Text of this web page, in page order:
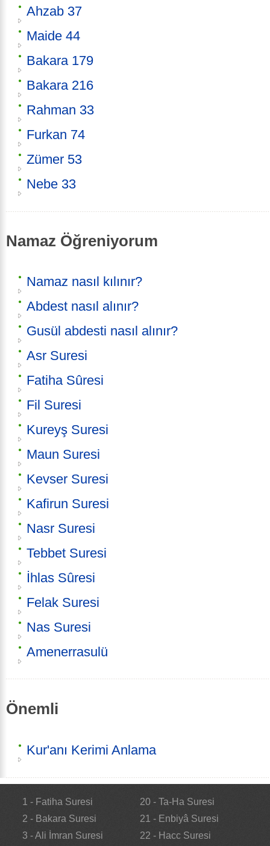
Ahzab 37
Maide 44
Bakara 179
Bakara 216
Rahman 33
Furkan 74
Zümer 53
Nebe 33
Namaz Öğreniyorum
Namaz nasıl kılınır?
Abdest nasıl alınır?
Gusül abdesti nasıl alınır?
Asr Suresi
Fatiha Sûresi
Fil Suresi
Kureyş Suresi
Maun Suresi
Kevser Suresi
Kafirun Suresi
Nasr Suresi
Tebbet Suresi
İhlas Sûresi
Felak Suresi
Nas Suresi
Amenerrasulü
Önemli
Kur'anı Kerimi Anlama
1 - Fatiha Suresi
2 - Bakara Suresi
3 - Ali İmran Suresi
20 - Ta-Ha Suresi
21 - Enbiyâ Suresi
22 - Hacc Suresi